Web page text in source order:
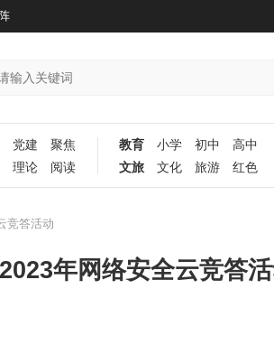
党建
聚焦
理论 阅读
教育 小学 初中
高中
文旅
文化 旅游 红色
竞答活动
年网络安全云竞答